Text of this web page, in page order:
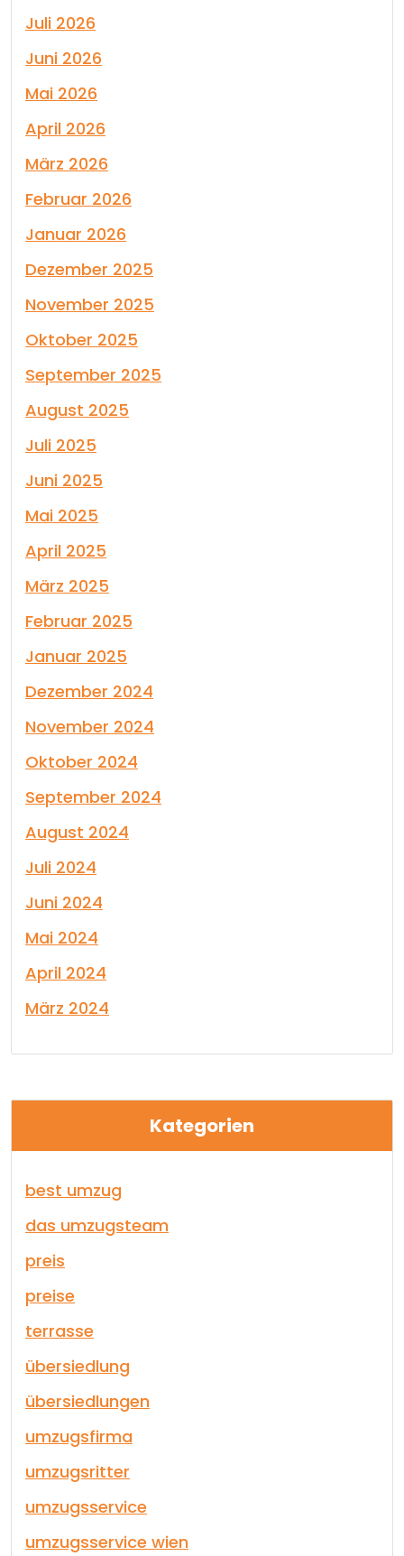
Juli 2026
Juni 2026
Mai 2026
April 2026
März 2026
Februar 2026
Januar 2026
Dezember 2025
November 2025
Oktober 2025
September 2025
August 2025
Juli 2025
Juni 2025
Mai 2025
April 2025
März 2025
Februar 2025
Januar 2025
Dezember 2024
November 2024
Oktober 2024
September 2024
August 2024
Juli 2024
Juni 2024
Mai 2024
April 2024
März 2024
Kategorien
best umzug
das umzugsteam
preis
preise
terrasse
übersiedlung
übersiedlungen
umzugsfirma
umzugsritter
umzugsservice
umzugsservice wien